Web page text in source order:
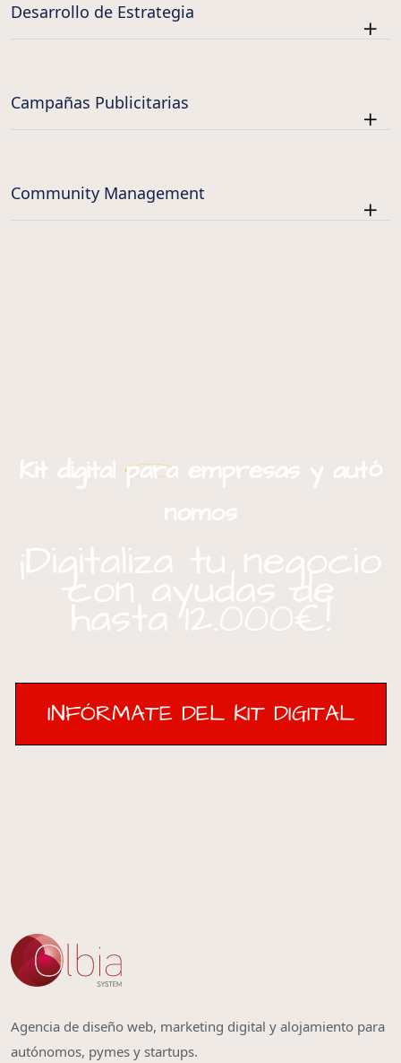
Desarrollo de Estrategia
Campañas Publicitarias
Community Management
Kit digital para empresas y autó
nomos
¡Digitaliza tu negocio
con ayudas de
hasta 12.000€!
INFÓRMATE DEL KIT DIGITAL
INFÓRMATE DEL KIT DIGITAL
Agencia de diseño web, marketing digital y alojamiento para
autónomos, pymes y startups.